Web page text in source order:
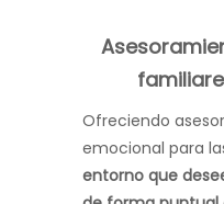
Ofreciendo
emocional para
entorno que